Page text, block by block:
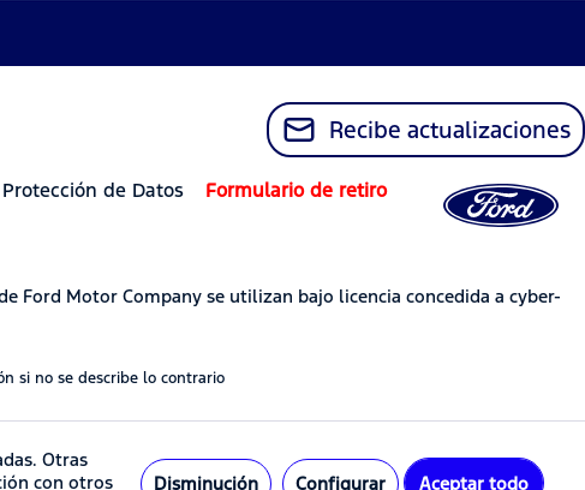
Recibe actualizaciones
Protección de Datos
Formulario de retiro
Ford Motor Company se utilizan bajo licencia concedida a cyber-
si no se describe lo contrario
Otras
con otros
Disminución Configurar Aceptar todo